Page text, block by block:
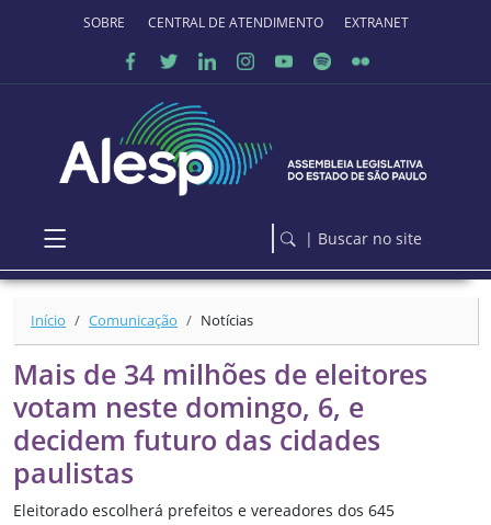
Ir para o conteúdo principal
SOBRE O PORTALCENTRAL DE ATENDIMENTO EXTRANET
| Buscar no site
Início Comunicação Notícias
Mais de 34 milhões de eleitores
votam neste domingo, 6, e
decidem futuro das cidades
paulistas
Eleitorado escolherá prefeitos e vereadores dos 645